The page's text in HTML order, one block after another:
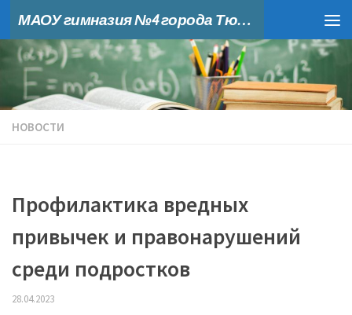
Skip to content МАОУ гимназия №4 города Тюмени
НОВОСТИ
Профилактика вредных
привычек и правонарушений
среди подростков
28.04.2023